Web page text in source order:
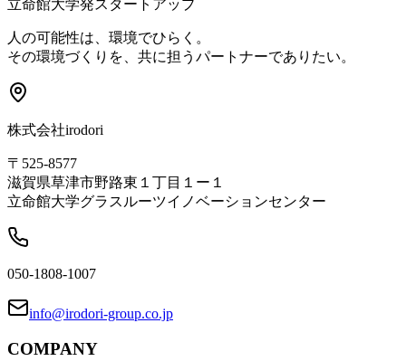
立命館大学発スタートアップ
人の可能性は、環境でひらく。
その環境づくりを、共に担うパートナーでありたい。
株式会社irodori
〒525-8577
滋賀県草津市野路東１丁目１ー１
立命館大学グラスルーツイノベーションセンター
050-1808-1007
info@irodori-group.co.jp
COMPANY